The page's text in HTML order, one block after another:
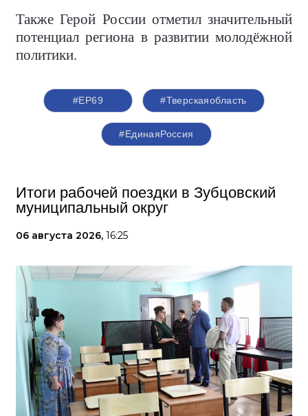
Также Герой России отметил значительный
потенциал региона в развитии молодёжной
политики.
#ЕР69 #Тверскаяобласть
#‎ЕдинаяРоссия
Итоги рабочей поездки в Зубцовский
муниципальный округ
06 августа 2026, 16:25